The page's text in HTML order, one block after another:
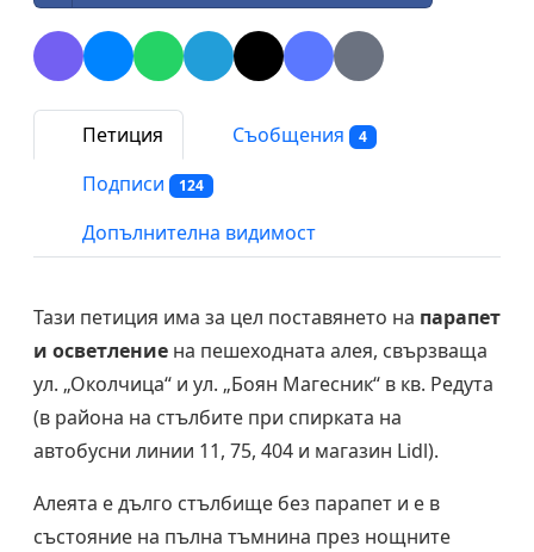
Петиция Съобщения 4
Подписи 124
Допълнителна видимост
Тази петиция има за цел поставянето на парапет
и осветление на пешеходната алея, свързваща
ул. „Околчица“ и ул. „Боян Магесник“ в кв. Редута
(в района на стълбите при спирката на
автобусни линии 11, 75, 404 и магазин Lidl).
Алеята е дълго стълбище без парапет и е в
състояние на пълна тъмнина през нощните